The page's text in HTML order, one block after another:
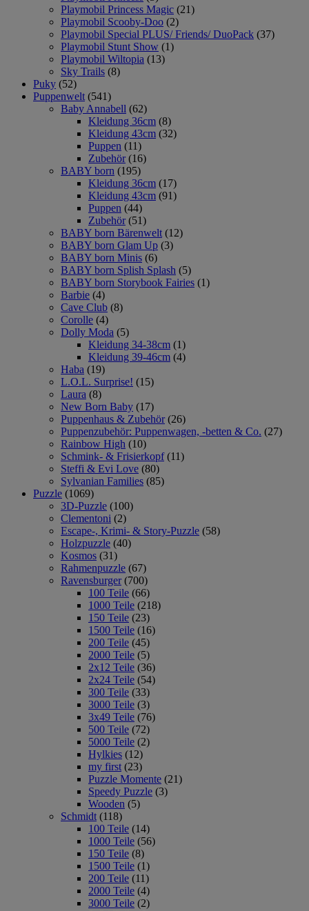
Playmobil Princess Magic (21)
Playmobil Scooby-Doo (2)
Playmobil Special PLUS/ Friends/ DuoPack (37)
Playmobil Stunt Show (1)
Playmobil Wiltopia (13)
Sky Trails (8)
Puky (52)
Puppenwelt (541)
Baby Annabell (62)
Kleidung 36cm (8)
Kleidung 43cm (32)
Puppen (11)
Zubehör (16)
BABY born (195)
Kleidung 36cm (17)
Kleidung 43cm (91)
Puppen (44)
Zubehör (51)
BABY born Bärenwelt (12)
BABY born Glam Up (3)
BABY born Minis (6)
BABY born Splish Splash (5)
BABY born Storybook Fairies (1)
Barbie (4)
Cave Club (8)
Corolle (4)
Dolly Moda (5)
Kleidung 34-38cm (1)
Kleidung 39-46cm (4)
Haba (19)
L.O.L. Surprise! (15)
Laura (8)
New Born Baby (17)
Puppenhaus & Zubehör (26)
Puppenzubehör: Puppenwagen, -betten & Co. (27)
Rainbow High (10)
Schmink- & Frisierkopf (11)
Steffi & Evi Love (80)
Sylvanian Families (85)
Puzzle (1069)
3D-Puzzle (100)
Clementoni (2)
Escape-, Krimi- & Story-Puzzle (58)
Holzpuzzle (40)
Kosmos (31)
Rahmenpuzzle (67)
Ravensburger (700)
100 Teile (66)
1000 Teile (218)
150 Teile (23)
1500 Teile (16)
200 Teile (45)
2000 Teile (5)
2x12 Teile (36)
2x24 Teile (54)
300 Teile (33)
3000 Teile (3)
3x49 Teile (76)
500 Teile (72)
5000 Teile (2)
Hylkies (12)
my first (23)
Puzzle Momente (21)
Speedy Puzzle (3)
Wooden (5)
Schmidt (118)
100 Teile (14)
1000 Teile (56)
150 Teile (8)
1500 Teile (1)
200 Teile (11)
2000 Teile (4)
3000 Teile (2)